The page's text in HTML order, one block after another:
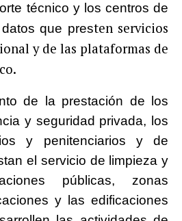
técnico y los centros de
que presten servicios
y de las plataformas de
de la prestación de los
y seguridad privada, los
y penitenciarios y de
el servicio de limpieza y
públicas, zonas
y las edificaciones